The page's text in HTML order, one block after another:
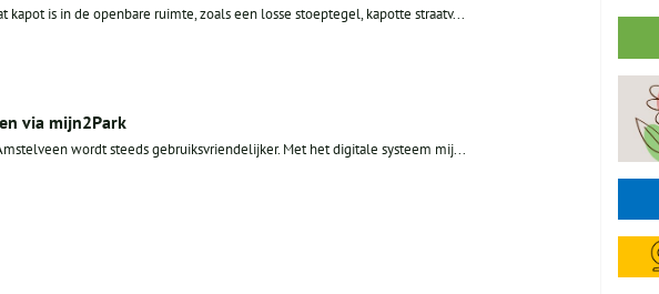
kapot is in de openbare ruimte, zoals een losse stoeptegel, kapotte straatv...
via mijn2Park
wordt steeds gebruiksvriendelijker. Met het digitale systeem mij...